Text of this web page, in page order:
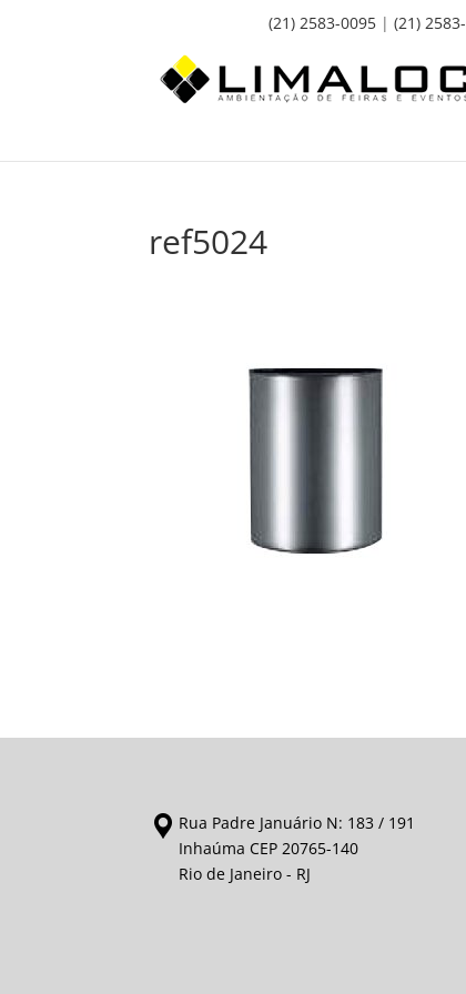
(21) 2583-0095| (21)
ref5024
Rua Padre Januário N: 183 / 191
Inhaúma CEP 20765-140
Rio de Janeiro - RJ